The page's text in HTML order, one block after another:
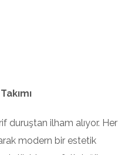
duruştan ilham alıyor. Her
modern bir estetik